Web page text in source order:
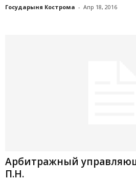
Государыня Кострома - Апр 18, 2016
Арбитражный
П.Н.